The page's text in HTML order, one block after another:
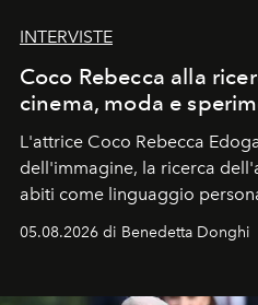
INTERVISTE
Coco Rebecca alla
cinema, moda e
L'attrice Coco Rebecca
dell'immagine, la ricerca
abiti come linguaggio
05.08.2026 di Benedetta Donghi